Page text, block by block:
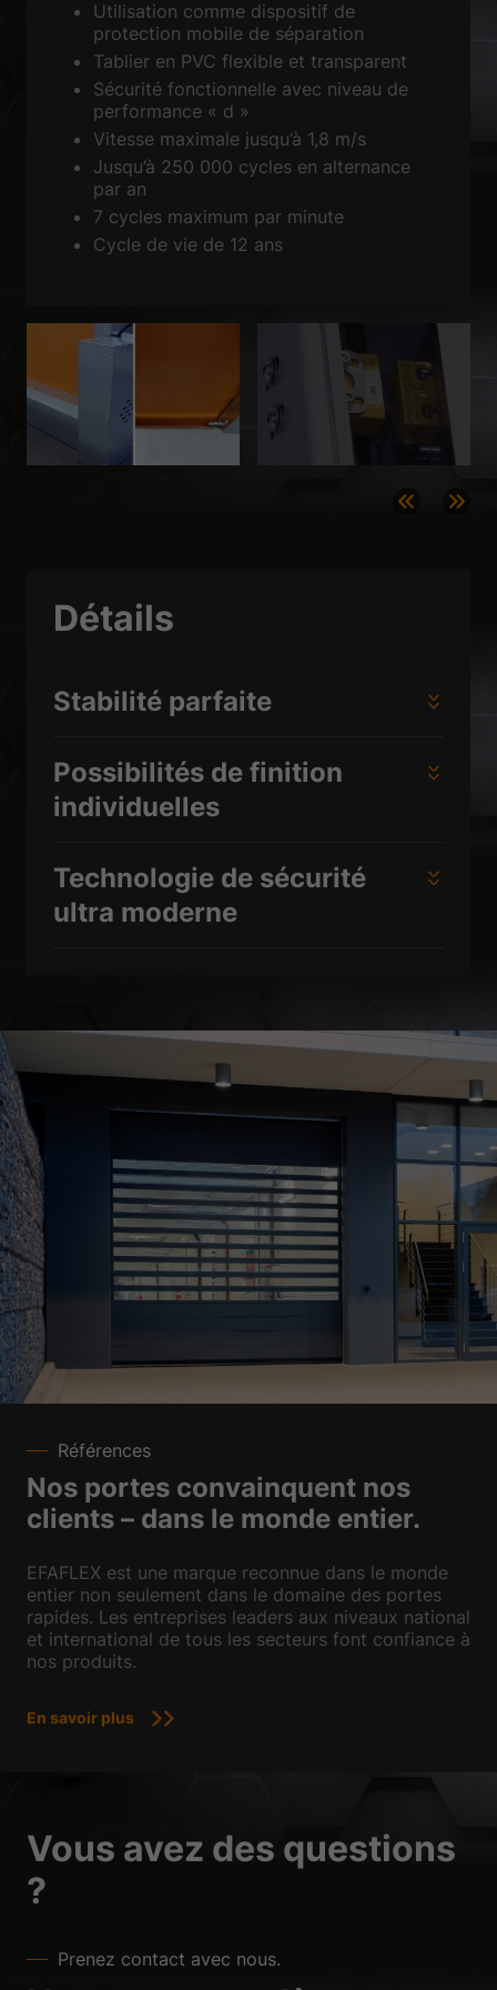
Utilisation comme dispositif de
protection mobile de séparation
Tablier en PVC flexible et transparent
Sécurité fonctionnelle avec niveau de
performance « d »
Vitesse maximale jusqu’à 1,8 m/s
Jusqu’à 250 000 cycles en alternance
par an
7 cycles maximum par minute
Cycle de vie de 12 ans
Détails
Stabilité parfaite
Possibilités de finition
individuelles
Technologie de sécurité
ultra moderne
Références
Nos portes convainquent nos
clients – dans le monde entier.
EFAFLEX est une marque reconnue dans le monde
entier non seulement dans le domaine des portes
rapides. Les entreprises leaders aux niveaux national
et international de tous les secteurs font confiance à
nos produits.
En savoir plus
Vous avez des questions
?
Prenez contact avec nous.
Accepter tout Enregistrer
Accepter uniquement les cookies essentiels
Retour
Préférence de confidentialité
Essentiels (1)
Les cookies essentiels permettent des fonctions de base et sont
nécessaires au bon fonctionnement du site Web.
Afficher les informations du cookie
Les cookies de statistiques collectent des informations de façon
anonyme. Ces informations nous aident à comprendre la façon dont les
Afficher les informations du cookie
Médias externes (3)
de médias externes sont acceptés, l'accès à ces contenus ne nécessite